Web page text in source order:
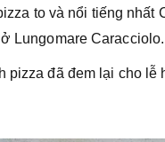
to và nổi tiếng nhất
Lungomare Caracciolo.
pizza đã đem lại cho